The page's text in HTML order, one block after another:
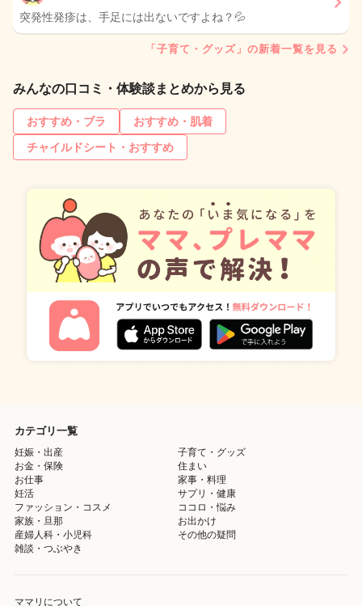
突発性発疹は、手足には出ないですよね？💦
「子育て・グッズ」の新着一覧を見る
みんなの口コミ・体験談まとめから見る
おすすめ・ブラ
おすすめ・肌着
チャイルドシート・おすすめ
カテゴリ一覧
妊娠・出産
子育て・グッズ
お金・保険
住まい
お仕事
家事・料理
妊活
サプリ・健康
ファッション・コスメ
ココロ・悩み
家族・旦那
お出かけ
産婦人科・小児科
その他の疑問
雑談・つぶやき
ママリについて